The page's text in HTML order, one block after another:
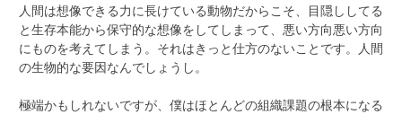
人間は想像できる力に長けている動物だからこそ、目隠ししてる
と生存本能から保守的な想像をしてしまって、悪い方向悪い方向
にものを考えてしまう。それはきっと仕方のないことです。人間
の生物的な要因なんでしょうし。
極端かもしれないですが、僕はほとんどの組織課題の根本になる